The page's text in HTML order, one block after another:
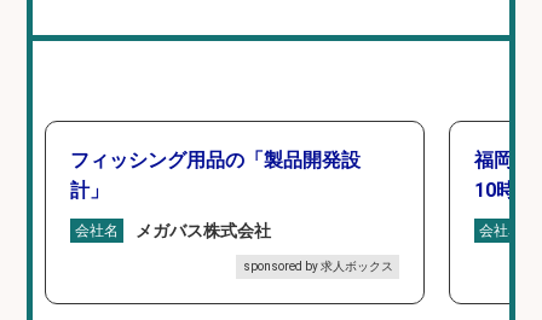
フィッシング用品の「製品開発設
計」
会社名 メガバス株式会社
sponsored by 求人ボックス
福岡「
10時間
会社名